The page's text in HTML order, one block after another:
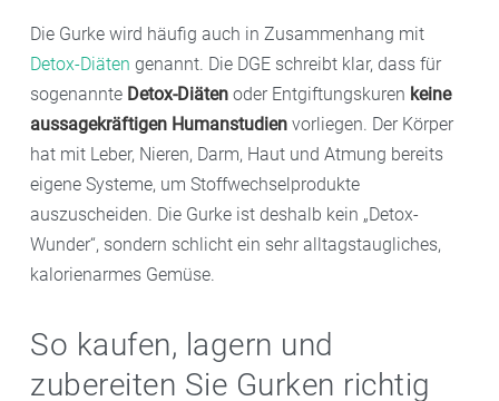
Die Gurke wird häufig auch in Zusammenhang mit
Detox-Diäten genannt. Die DGE schreibt klar, dass für
sogenannte Detox-Diäten oder Entgiftungskuren keine
aussagekräftigen Humanstudien vorliegen. Der Körper
hat mit Leber, Nieren, Darm, Haut und Atmung bereits
eigene Systeme, um Stoffwechselprodukte
auszuscheiden. Die Gurke ist deshalb kein „Detox-
Wunder“, sondern schlicht ein sehr alltagstaugliches,
kalorienarmes Gemüse.
So kaufen, lagern und
zubereiten Sie Gurken richtig